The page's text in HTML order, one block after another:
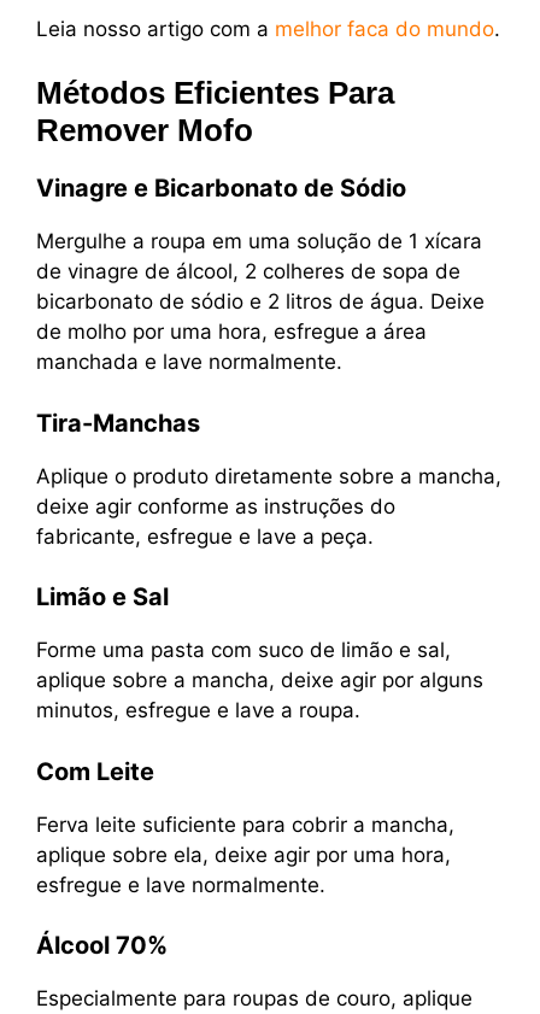
Leia nosso artigo com a melhor faca do mundo.
Métodos Eficientes Para
Remover Mofo
Vinagre e Bicarbonato de Sódio
Mergulhe a roupa em uma solução de 1 xícara
de vinagre de álcool, 2 colheres de sopa de
bicarbonato de sódio e 2 litros de água. Deixe
de molho por uma hora, esfregue a área
manchada e lave normalmente.
Tira-Manchas
Aplique o produto diretamente sobre a mancha,
deixe agir conforme as instruções do
fabricante, esfregue e lave a peça.
Limão e Sal
Forme uma pasta com suco de limão e sal,
aplique sobre a mancha, deixe agir por alguns
minutos, esfregue e lave a roupa.
Com Leite
Ferva leite suficiente para cobrir a mancha,
aplique sobre ela, deixe agir por uma hora,
esfregue e lave normalmente.
Álcool 70%
Especialmente para roupas de couro, aplique